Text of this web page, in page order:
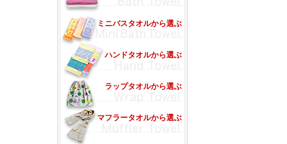
ミニバスタオルから選ぶ
ハンドタオルから選ぶ
ラップタオルから選ぶ
マフラータオルから選ぶ